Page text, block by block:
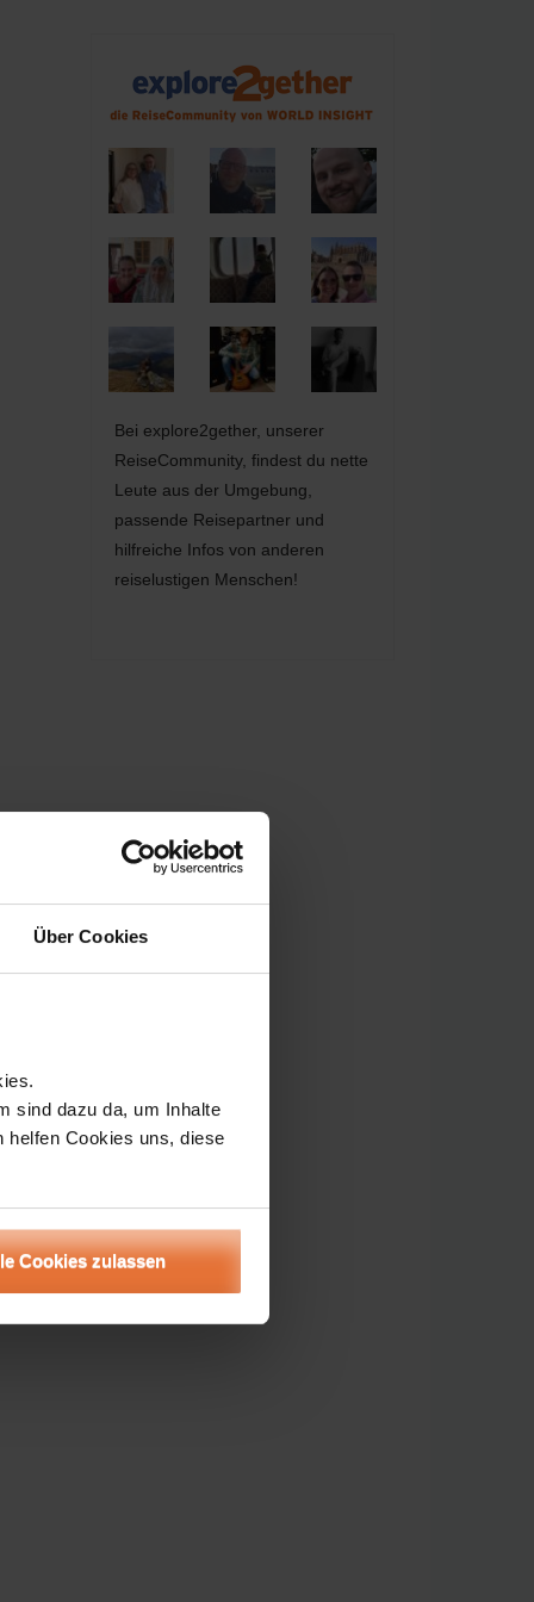
Über Cookies
sind dazu da, um Inhalte
helfen Cookies uns, diese
Cookies zulassen
Bei explore2gether, unserer
ReiseCommunity, findest du nette
Leute aus der Umgebung,
passende Reisepartner und
hilfreiche Infos von anderen
reiselustigen Menschen!